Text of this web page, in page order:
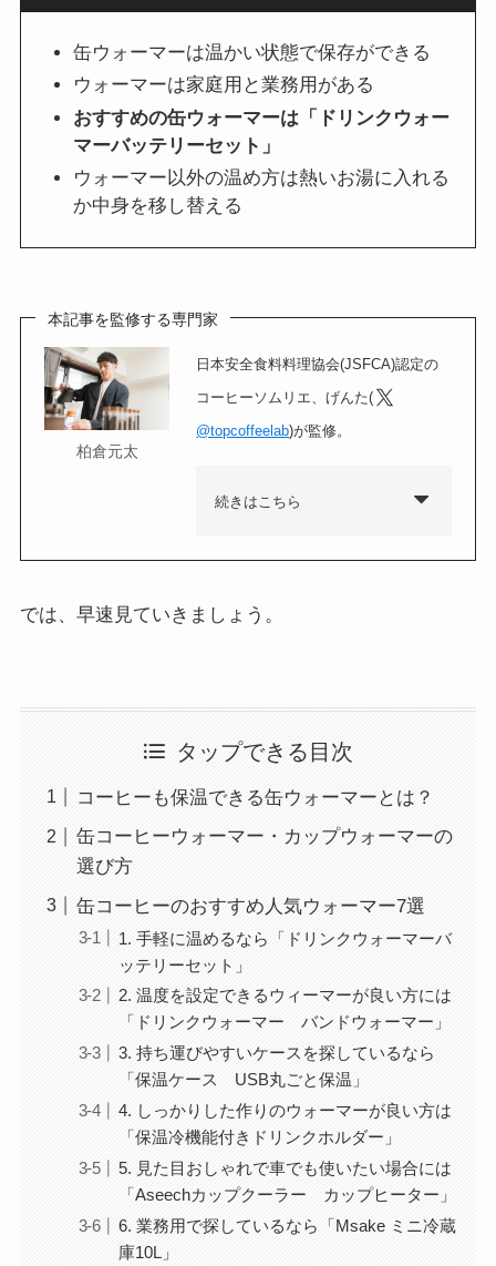
缶ウォーマーは温かい状態で保存ができる
ウォーマーは家庭用と業務用がある
おすすめの缶ウォーマーは「ドリンクウォー
マーバッテリーセット」
ウォーマー以外の温め方は熱いお湯に入れる
か中身を移し替える
本記事を監修する専門家
柏倉元太
日本安全食料料理協会(JSFCA)認定の
コーヒーソムリエ、げんた(
@topcoffeelab)が監修。
続きはこちら
では、早速見ていきましょう。
タップできる目次
コーヒーも保温できる缶ウォーマーとは？
缶コーヒーウォーマー・カップウォーマーの
選び方
缶コーヒーのおすすめ人気ウォーマー7選
1. 手軽に温めるなら「ドリンクウォーマーバ
ッテリーセット」
2. 温度を設定できるウィーマーが良い方には
「ドリンクウォーマー バンドウォーマー」
3. 持ち運びやすいケースを探しているなら
「保温ケース USB丸ごと保温」
4. しっかりした作りのウォーマーが良い方は
「保温冷機能付きドリンクホルダー」
5. 見た目おしゃれで車でも使いたい場合には
「Aseechカップクーラー カップヒーター」
6. 業務用で探しているなら「Msake ミニ冷蔵
庫10L」